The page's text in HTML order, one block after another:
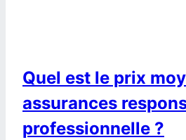
Quel est le prix
assurances
professionnelle ?